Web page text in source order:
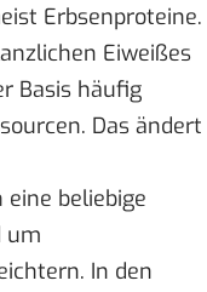
Erbsenproteine.
Eiweißes
Basis häufig
Das ändert
beliebige
um
In den